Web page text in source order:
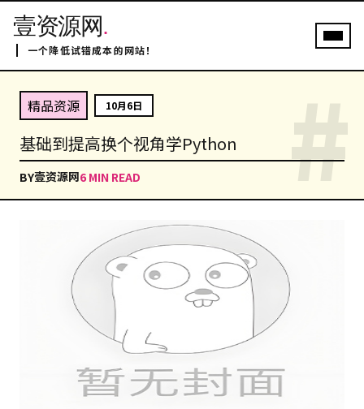
壹资源网.
一个降低试错成本的网站！
#
精品资源 10月6日
基础到提高换个视角学Python
BY壹资源网6 MIN READ